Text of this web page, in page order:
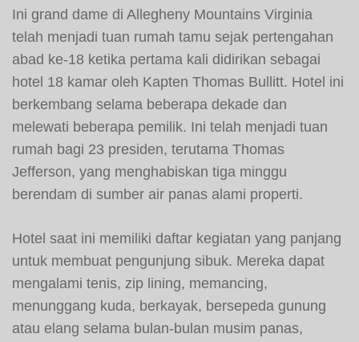
Ini grand dame di Allegheny Mountains Virginia
telah menjadi tuan rumah tamu sejak pertengahan
abad ke-18 ketika pertama kali didirikan sebagai
hotel 18 kamar oleh Kapten Thomas Bullitt. Hotel ini
berkembang selama beberapa dekade dan
melewati beberapa pemilik. Ini telah menjadi tuan
rumah bagi 23 presiden, terutama Thomas
Jefferson, yang menghabiskan tiga minggu
berendam di sumber air panas alami properti.
Hotel saat ini memiliki daftar kegiatan yang panjang
untuk membuat pengunjung sibuk. Mereka dapat
mengalami tenis, zip lining, memancing,
menunggang kuda, berkayak, bersepeda gunung
atau elang selama bulan-bulan musim panas,